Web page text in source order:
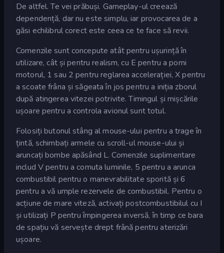
De altfel. Te vei prăbuși. Gameplay-ul creează
dependență, dar nu este simplu, iar provocarea de a
găsi echilibrul corect este ceea ce te face să revii.
Comenzile sunt concepute atât pentru ușurință în
utilizare, cât și pentru realism, cu E pentru a porni
motorul, 1 sau 2 pentru reglarea accelerației, X pentru
a scoate frâna și săgeata în jos pentru a iniția zborul
după atingerea vitezei potrivite. Timingul și mișcările
ușoare pentru a controla avionul sunt totul.
Folosiți butonul stâng al mouse-ului pentru a trage în
țintă, schimbați armele cu scroll-ul mouse-ului și
aruncați bombe apăsând L. Comenzile suplimentare
includ V pentru a comuta luminile, 5 pentru a arunca
combustibil pentru o manevrabilitate sporită și 6
pentru a vă umple rezervele de combustibil. Pentru o
acțiune de mare viteză, activați postcombustibilul cu I
și utilizați P pentru împingerea inversă, în timp ce bara
de spațiu vă servește drept frână pentru aterizări
ușoare.